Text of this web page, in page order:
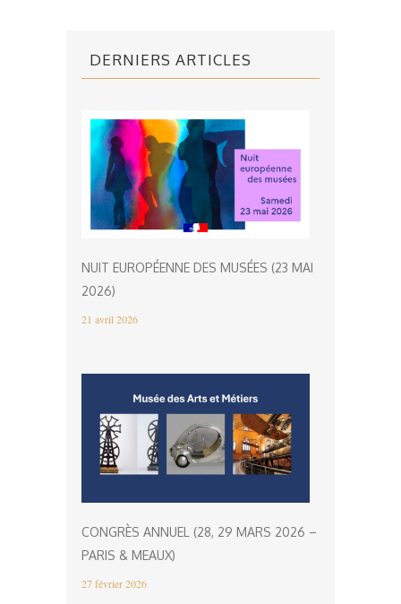
DERNIERS ARTICLES
NUIT EUROPÉENNE DES MUSÉES (23 MAI
2026)
21 avril 2026
CONGRÈS ANNUEL (28, 29 MARS 2026 –
PARIS & MEAUX)
27 février 2026